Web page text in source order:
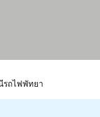
รถไฟพัทยา